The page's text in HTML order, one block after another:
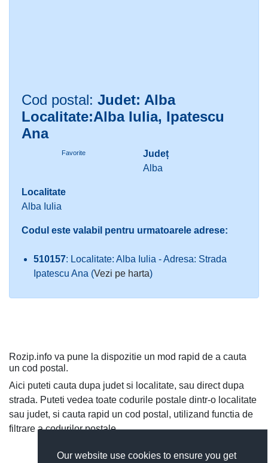
Our website use cookies to ensure you get
Cod postal: Judet: Alba
Localitate:Alba Iulia, Ipatescu
Ana
Favorite
Județ
Alba
Localitate
Alba Iulia
Codul este valabil pentru urmatoarele adrese:
510157: Localitate: Alba Iulia - Adresa: Strada
Ipatescu Ana (Vezi pe harta)
Rozip.info va pune la dispozitie un mod rapid de a cauta
un cod postal.
Aici puteti cauta dupa judet si localitate, sau direct dupa
strada. Puteti vedea toate codurile postale dintr-o localitate
sau judet, si cauta rapid un cod postal, utilizand functia de
filtrare a codurilor postale.